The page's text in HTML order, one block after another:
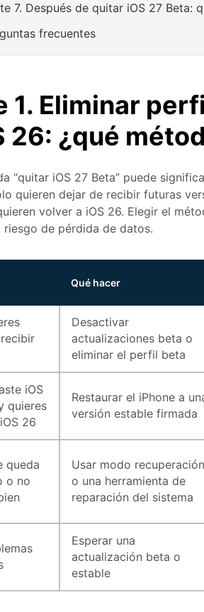
7. Después de quitar iOS 27 Beta:
frecuentes
1. Eliminar
26: ¿qué
“quitar iOS 27 Beta” puede
quieren dejar de recibir futuras
volver a iOS 26. Elegir el
riesgo de pérdida de datos.
Qué hacer
Desactivar
actualizaciones beta o
eliminar el perfil beta
iOS
quieres
26
Restaurar el iPhone a
versión estable firmada
queda
o no
Usar modo recuperación
o una herramienta de
reparación del sistema
Esperar una
actualización beta o
estable